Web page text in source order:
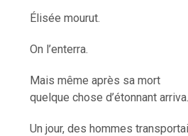
Élisée mourut.
On l’enterra.
Mais même après sa mort
quelque chose d’étonnant arriva.
Un jour, des hommes